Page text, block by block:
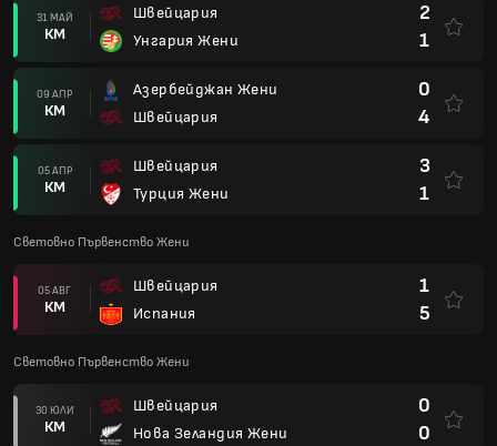
31 МАЙ
КМ
Швейцария
Унгария Жени
2
1
09 АПР
КМ
Азербейджан Жени
Швейцария
0
4
05 АПР
КМ
Швейцария
Турция Жени
3
1
Световно Първенство Жени
05 АВГ
КМ
Швейцария
Испания
1
5
Световно Първенство Жени
30 ЮЛИ
КМ
Швейцария
Нова Зеландия Жени
0
0